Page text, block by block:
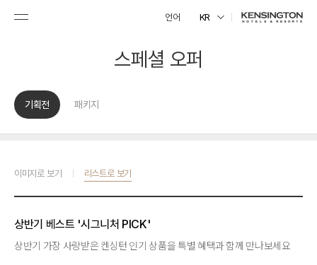
언어 KR
스페셜 오퍼
기획전 패키지
이미지로 보기 리스트로 보기
상반기 베스트 '시그니처 PICK'
상반기 가장 사랑받은 켄싱턴 인기 상품을 특별 혜택과 함께 만나보세요